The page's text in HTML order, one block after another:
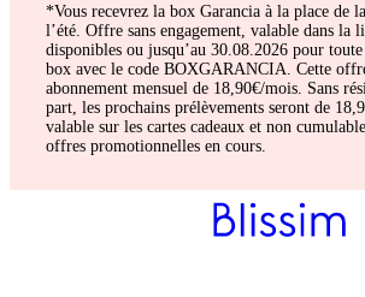
*Vous recevrez la box Garancia à la place de
l’été. Offre sans engagement, valable dans la
disponibles ou jusqu’au 30.08.2026 pour
box avec le code BOXGARANCIA. Cette
abonnement mensuel de 18,90€/mois. Sans
part, les prochains prélèvements seront de
valable sur les cartes cadeaux et non
offres promotionnelles en cours.